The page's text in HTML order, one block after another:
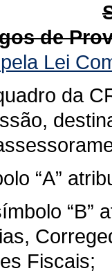
de
Lei
da
“A”
“B”
Fiscais;